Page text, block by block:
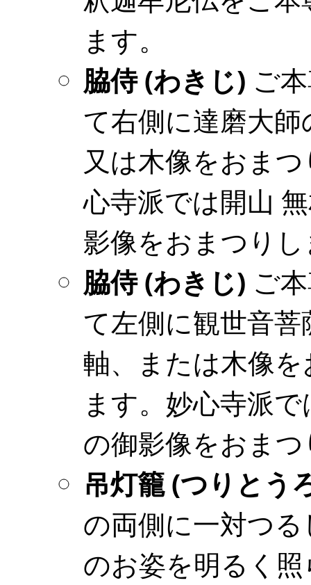
ます。
脇侍 (わきじ) ご
て右側に達磨大
又は木像をおま
心寺派では開山
影像をおまつり
脇侍 (わきじ) ご
て左側に観世音
軸、または木像
ます。妙心寺派
の御影像をおま
吊灯籠 (つりとう
の両側に一対つ
のお姿を明るく